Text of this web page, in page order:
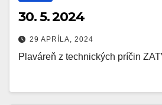
30. 5. 2024
29 APRÍLA, 2024
Plaváreň z technických príčin